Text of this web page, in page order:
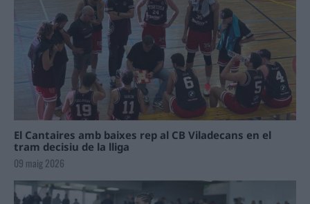
El Cantaires amb baixes rep al CB Viladecans en el
tram decisiu de la lliga
09 maig 2026